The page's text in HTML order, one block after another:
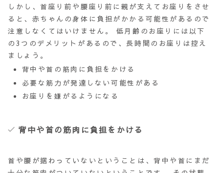
しかし、首座り前や腰座り前に親が支えてお座りをさせ
ると、赤ちゃんの身体に負担がかかる 可能性があるので
注意しなくてはいけません。 低月齢のお座りには以下
の3つのデメリットがあるので、長時間のお座りは控え
ましょう。
背中や首の筋肉に負担をかける
必要な筋力が発達しない可能性がある
お座りを嫌がるようになる
背中や首の筋肉に負担をかける
首や腰が据わっていないということは、背中や首にまだ